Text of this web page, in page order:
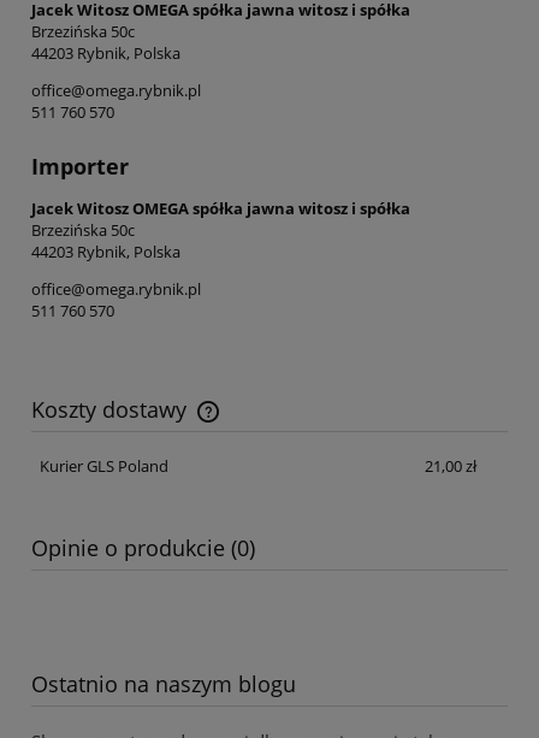
Jacek Witosz OMEGA spółka jawna witosz i spółka
Brzezińska 50c
44203 Rybnik, Polska
office@omega.rybnik.pl
511 760 570
Importer
Jacek Witosz OMEGA spółka jawna witosz i spółka
Brzezińska 50c
44203 Rybnik, Polska
office@omega.rybnik.pl
511 760 570
Koszty dostawy
Cena nie zawiera ewentualnych kosztów płatności
Kurier GLS Poland
21,00 zł
Opinie o produkcie (0)
Ostatnio na naszym blogu